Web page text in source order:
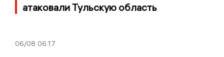
атаковали Тульскую область
06/08 06:17